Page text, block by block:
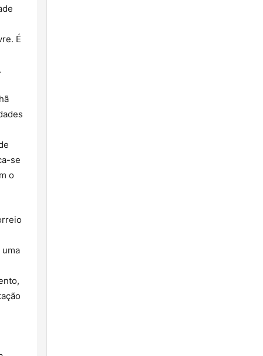
É
se
o